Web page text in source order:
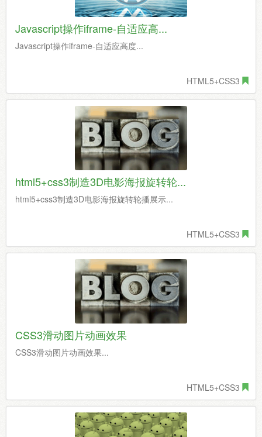
Javascript操作iframe-自适应高...
Javascript操作iframe-自适应高度...
HTML5+CSS3
html5+css3制造3D电影海报旋转轮...
html5+css3制造3D电影海报旋转轮播展示...
HTML5+CSS3
CSS3滑动图片动画效果
CSS3滑动图片动画效果...
HTML5+CSS3